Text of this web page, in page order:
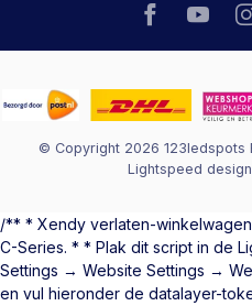
© Copyright 2026 123ledspots
Lightspeed design
/** * Xendy verlaten-
C-Series. * * Plak dit script in de
Settings → Website Settings →
en vul hieronder de datalayer-